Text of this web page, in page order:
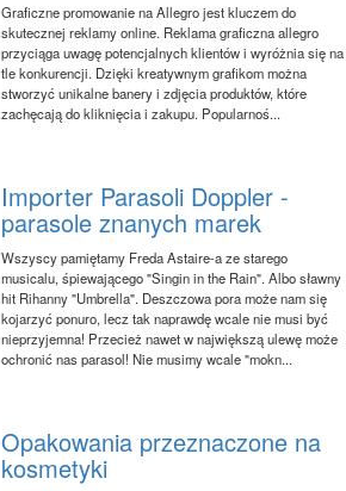
Graficzne promowanie na Allegro jest kluczem do
skutecznej reklamy online. Reklama graficzna allegro
przyciąga uwagę potencjalnych klientów i wyróżnia się na
tle konkurencji. Dzięki kreatywnym grafikom można
stworzyć unikalne banery i zdjęcia produktów, które
zachęcają do kliknięcia i zakupu. Popularnoś...
Importer Parasoli Doppler -
parasole znanych marek
Wszyscy pamiętamy Freda Astaire-a ze starego
musicalu, śpiewającego "Singin in the Rain". Albo sławny
hit Rihanny "Umbrella". Deszczowa pora może nam się
kojarzyć ponuro, lecz tak naprawdę wcale nie musi być
nieprzyjemna! Przecież nawet w największą ulewę może
ochronić nas parasol! Nie musimy wcale "mokn...
Opakowania przeznaczone na
kosmetyki